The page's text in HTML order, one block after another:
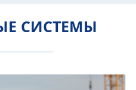
СИСТЕМЫ